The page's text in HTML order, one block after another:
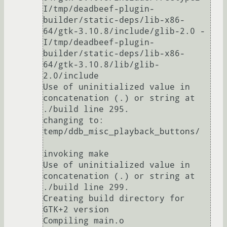
I/tmp/deadbeef-plugin-
builder/static-deps/lib-x86-
64/gtk-3.10.8/include/glib-2.0 -
I/tmp/deadbeef-plugin-
builder/static-deps/lib-x86-
64/gtk-3.10.8/lib/glib-
2.0/include
Use of uninitialized value in
concatenation (.) or string at
./build line 295.
changing to:
temp/ddb_misc_playback_buttons/
invoking make
Use of uninitialized value in
concatenation (.) or string at
./build line 299.
Creating build directory for
GTK+2 version
Compiling main.o